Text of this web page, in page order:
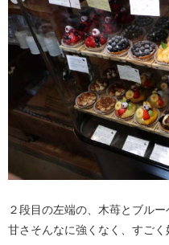
２段目の左端の、木苺とブル
甘さそんなに強くなく、すごく